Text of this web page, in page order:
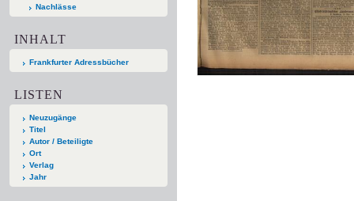
Nachlässe
INHALT
Frankfurter Adressbücher
LISTEN
Neuzugänge
Titel
Autor / Beteiligte
Ort
Verlag
Jahr